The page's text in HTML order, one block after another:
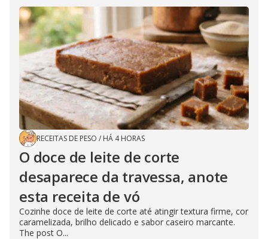
RECEITAS DE PESO / HÁ 4 HORAS
O doce de leite de corte
desaparece da travessa, anote
esta receita de vó
Cozinhe doce de leite de corte até atingir textura firme, cor
caramelizada, brilho delicado e sabor caseiro marcante.
The post O...